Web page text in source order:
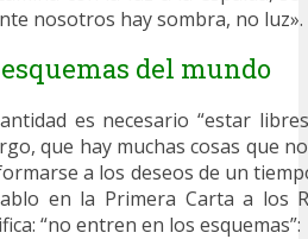
nosotros hay sombra, no luz».
del mundo
es necesario “estar
que hay muchas cosas que
a los deseos de un
en la Primera Carta a los
“no entren en los esquemas”: